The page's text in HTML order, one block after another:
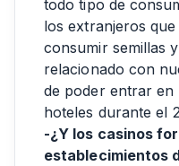
todo tipo de
los extranjeros
consumir semillas
relacionado con
de poder entrar en
hoteles durante el
-¿Y los casinos
establecimientos